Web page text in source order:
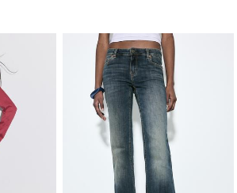
uitlopende pijpen. Verkrijgbaar in
verschillende kleuren.